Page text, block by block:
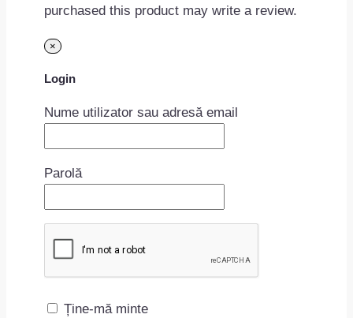
purchased this product may write a review.
×
Login
Nume utilizator sau adresă email
Parolă
Ține-mă minte